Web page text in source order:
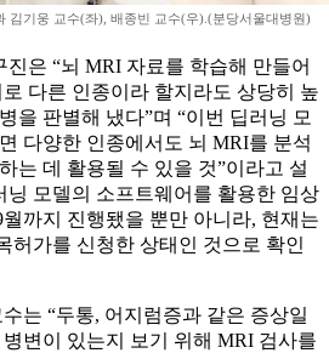
김기웅 교수(좌), 배종빈 교수(우).(분당서울대병원)
은 “뇌 MRI 자료를 학습해 만들어
다른 인종이라 할지라도 상당히 높
을 판별해 냈다”며 “이번 딥러닝 모
다양한 인종에서도 뇌 MRI를 분석
는 데 활용될 수 있을 것”이라고 설
닝 모델의 소프트웨어를 활용한 임상
까지 진행됐을 뿐만 아니라, 현재는
허가를 신청한 상태인 것으로 확인
는 “두통, 어지럼증과 같은 증상일
변이 있는지 보기 위해 MRI 검사를